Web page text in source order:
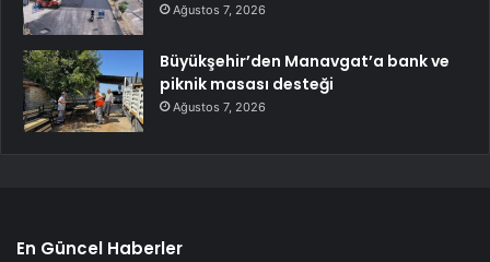
Ağustos 7, 2026
Büyükşehir’den Manavgat’a bank ve
piknik masası desteği
Ağustos 7, 2026
En Güncel Haberler